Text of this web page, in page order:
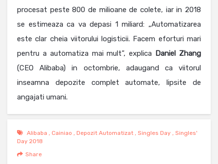
procesat peste 800 de milioane de colete, iar in 2018
se estimeaza ca va depasi 1 miliard: „Automatizarea
este clar cheia viitorului logisticii. Facem eforturi mari
pentru a automatiza mai mult”, explica Daniel Zhang
(CEO Alibaba) in octombrie, adaugand ca viitorul
inseamna depozite complet automate, lipsite de
angajati umani.
Alibaba , Cainiao , Depozit Automatizat , Singles Day , Singles'
Day 2018
Share